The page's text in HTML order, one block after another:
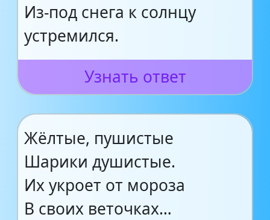
Из-под снега к солнцу
устремился.
Узнать ответ
Жёлтые, пушистые
Шарики душистые.
Их укроет от мороза
В своих веточках…